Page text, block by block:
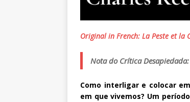
Original in French: La Peste et la
Nota do Crítica Desapiedada:
Como interligar e colocar
em que vivemos? Um